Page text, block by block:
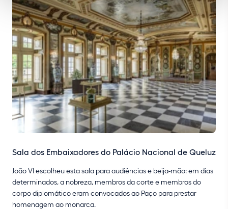
Sala dos Embaixadores do Palácio Nacional de Queluz
João VI escolheu esta sala para audiências e beija-mão: em dias
determinados, a nobreza, membros da corte e membros do
corpo diplomático eram convocados ao Paço para prestar
homenagem ao monarca.